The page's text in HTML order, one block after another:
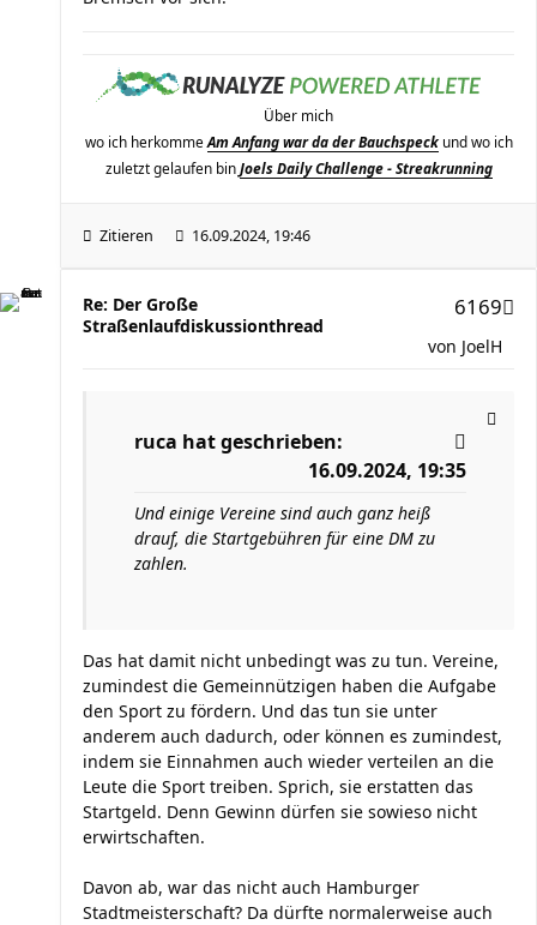
Über mich
wo ich herkomme Am Anfang war da der Bauchspeckund wo ich
zuletzt gelaufen binJoels Daily Challenge - Streakrunning
Zitieren 16.09.2024, 19:46
Re: Der Große
Straßenlaufdiskussionthread
6169
von JoelH
ruca hat geschrieben:
16.09.2024, 19:35
Und einige Vereine sind auch ganz heiß
drauf, die Startgebühren für eine DM zu
zahlen.
Das hat damit nicht unbedingt was zu tun. Vereine,
zumindest die Gemeinnützigen haben die Aufgabe
den Sport zu fördern. Und das tun sie unter
anderem auch dadurch, oder können es zumindest,
indem sie Einnahmen auch wieder verteilen an die
Leute die Sport treiben. Sprich, sie erstatten das
Startgeld. Denn Gewinn dürfen sie sowieso nicht
erwirtschaften.
Davon ab, war das nicht auch Hamburger
Stadtmeisterschaft? Da dürfte normalerweise auch